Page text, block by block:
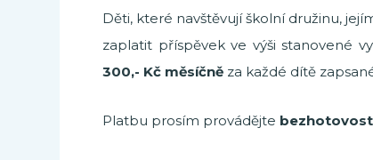
Děti, které navštěvují školní družinu,
zaplatit příspěvek ve výši stanovené
300,- Kč měsíčně za každé dítě
Platbu prosím provádějte